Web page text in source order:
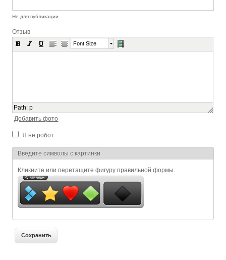
Не для публикации
Отзыв
Font Size
Path:p
Добавить фото
Я не робот
Я спамер
Введите символы с картинки
Кликните или перетащите фигуру правильной формы.